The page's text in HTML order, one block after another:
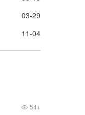
03-29
11-04
54+